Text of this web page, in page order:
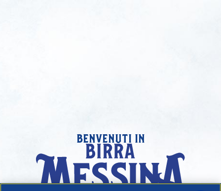
benvenuti in